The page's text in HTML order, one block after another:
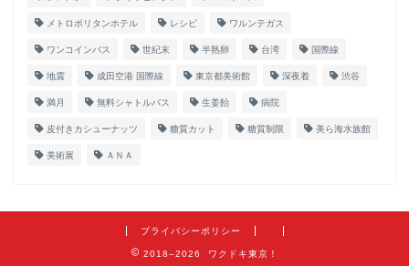
メトロポリタンホテル レシピ ワルンテガス
ワンコインバス 世紀末 半熟卵 台湾 国際線
地震 成田空港 国際線 東京都美術館 深夜着 渋谷
満月 無料シャトルバス 生姜飴 病院
皮付きカシューナッツ 糖質カット 糖質制限 美ら海水族館
美術展 ＡＮＡ
プライバシーポリシー
2018–2026 ワクドキ東京！